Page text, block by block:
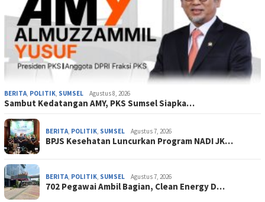
BERITA, POLITIK, SUMSEL Agustus 8, 2026
Sambut Kedatangan AMY, PKS Sumsel Siapka…
BERITA, POLITIK, SUMSEL Agustus 7, 2026
BPJS Kesehatan Luncurkan Program NADI JK…
BERITA, POLITIK, SUMSEL Agustus 7, 2026
702 Pegawai Ambil Bagian, Clean Energy D…